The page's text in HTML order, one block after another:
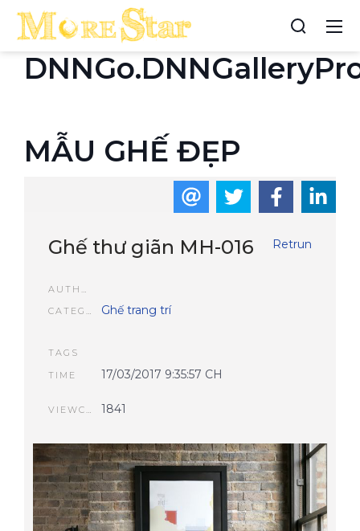
MẪU GHẾ ĐẸP
Retrun
Ghế thư giãn MH-016
CATEGORIES
Ghế trang trí
TAGS
TIME
17/03/2017 9:35:57 CH
1841